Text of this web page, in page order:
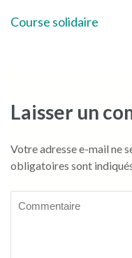
Navigation
Course solidaire
Laisser un
Votre adresse e-mail ne
obligatoires sont